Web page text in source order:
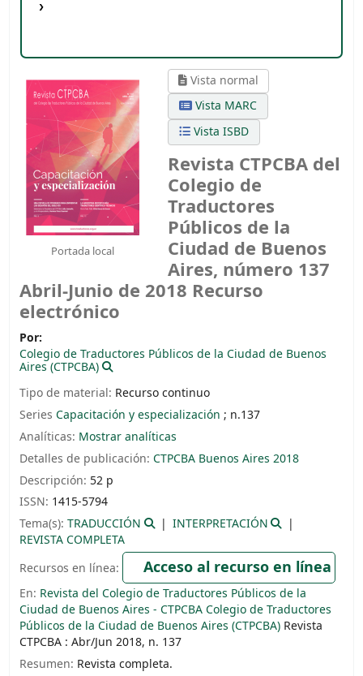
Portada local
Vista normal
Vista MARC
Vista ISBD
Revista CTPCBA del
Colegio de
Traductores
Públicos de la
Ciudad de Buenos
Aires, número 137
Abril-Junio de 2018 Recurso
electrónico
Por:
Colegio de Traductores Públicos de la Ciudad de Buenos
Aires (CTPCBA)
Tipo de material: Recurso continuo
SeriesCapacitación y especialización ; n.137
Analíticas: Mostrar analíticas
Detalles de publicación:CTPCBA Buenos Aires 2018
Descripción: 52 p
ISSN: 1415-5794
Tema(s):TRADUCCIÓN
INTERPRETACIÓN
REVISTA COMPLETA
Recursos en línea:
Acceso al recurso en línea
En: Revista del Colegio de Traductores Públicos de la
Ciudad de Buenos Aires - CTPCBA Colegio de Traductores
Públicos de la Ciudad de Buenos Aires (CTPCBA) Revista
CTPCBA : Abr/Jun 2018, n. 137
Resumen: Revista completa.